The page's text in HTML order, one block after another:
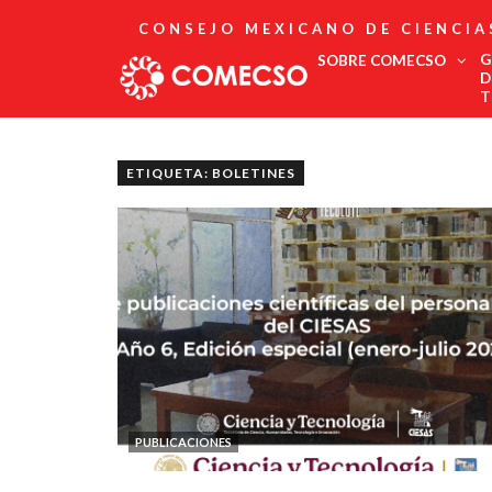
CONSEJO MEXICANO DE
SOBRE COMECSO
Estatutos
Fundadores
Publicaciones
Comité Editorial
Boletín
ETIQUETA: BOLETINES
PUBLICACIONES